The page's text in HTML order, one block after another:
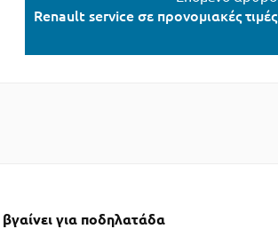
Renault service σε προνομιακές τιμές
για ποδηλατάδα